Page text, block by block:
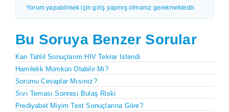
Yorum yapabilmek için giriş yapmış olmanız gerekmektedir.
Bu Soruya Benzer Sorular
Kan Tahlil Sonuçlarım HIV Tekrar Istendi
Hamilelik Mümkün Olabilir Mi?
Sorumu Cevaplar Mısınız?
Sıvı Teması Sonrası Bulaş Riski
Prediyabet Miyim Test Sonuçlarına Göre?